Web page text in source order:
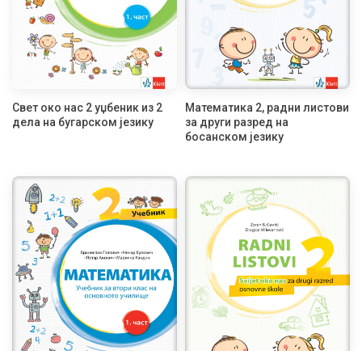
Свет око нас 2 уџбеник из 2
дела на бугарском језику
Математика 2, радни листови
за други разред на
босанском језику